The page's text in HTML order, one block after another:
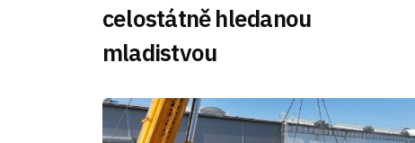
celostátně hledanou
mladistvou